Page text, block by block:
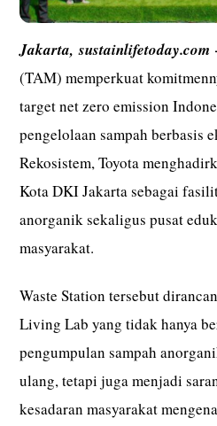
Jakarta,sustainlifetoday.com
(TAM) memperkuat
target net zero emission
pengelolaan sampah berbasis
Rekosistem, Toyota
Kota DKI Jakarta sebagai
anorganik sekaligus pusat
masyarakat.
Waste Station tersebut
Living Lab yang tidak hanya
pengumpulan sampah
ulang, tetapi juga menjadi
kesadaran masyarakat